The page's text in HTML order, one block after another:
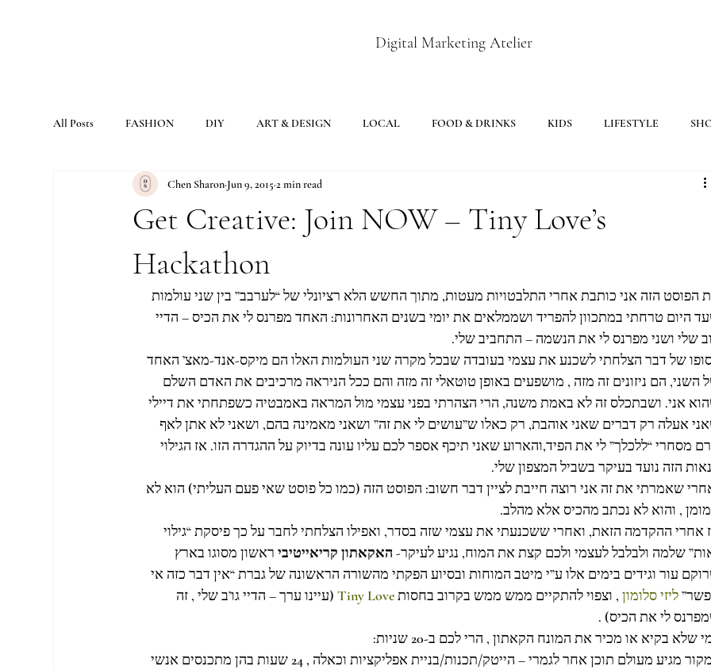
Digital Marketing Atelier
All Posts FASHION DIY ART & DESIGN LOCAL FOOD & DRINKS KIDS LIFESTYLE
Get Creative: Join NOW – Tiny Love’s
Hackathon
Chen Sharon Jun 9, 20152 min read
הפוסט הזה אני כותבת אחרי התלבטויות מעטות, מתוך החשש הלא רציונלי של “לערבב” בין שני עולמות
היום טרחתי במתכוון להפריד ושממלאים את יומי בשנים האחרונות: האחד מפרנס לי את הכיס – הדיי
שלי ושני מפרנס לי את הנשמה – התחביב שלי.
של דבר הצלחתי לשכנע את עצמי בעובדה שבכל מקרה שני העולמות האלו הם מיקס-אנד-מאצ’ האחד
השני, הם ניזונים זה מזה , מושפעים באופן טוטאלי זה מזה והם ככל הניראה מרכיבים את האדם השלם
אני. ושבתכלס זה לא באמת משנה, הרי הצהרתי בפני עצמי מול המראה באמבטיה כשפתחתי את דיילי
אעלה רק דברים שאני אוהבת, רק כאלו ש”עושים לי את זה” ושאני מאמינה בהם, ושאני לא אתן לאף
מסחרי “ללכלך” לי את הפיד,והארוע שאני תיכף אספר לכם עליו עונה בדיוק על ההגדרה הזו. אז הגילוי
הזה נועד בעיקר בשביל המצפון שלי.
שאמרתי את זה אני רוצה חייבת לציין דבר חשוב: הפוסט הזה (כמו כל פוסט שאי פעם העליתי) הוא לא
, והוא לא נכתב מהכיס אלא מהלב.
אחרי ההקדמה הזאת, ואחרי ששכנעתי את עצמי שזה בסדר, ואפילו הצלחתי לחבר על כך פיסקת “גילוי
שלמה ולבלבל לעצמי ולכם קצת את המוח, נגיע לעיקר- האקאתון קריאייטיבי ראשון מסוגו בארץ
עור וגידים בימים אלו ע”י מיטב המוחות ובסיוע הפקתי מהשורה הראשונה של גברת “אין דבר כזה אי
ליזי סלומון , וצפוי להתקיים ממש ממש בקרוב בחסות Tiny Love (עיינו ערך – הדיי גו’ב שלי , זה
לי את הכיס) .
שלא בקיא או מכיר את המונח הקאתון , הרי לכם ב-20 שניות:
במקור מגיע מעולם תוכן אחר לגמרי – הייטק/תכנות/בניית אפליקציות וכאלה , 24 שעות בהן מתכנסים אנשי